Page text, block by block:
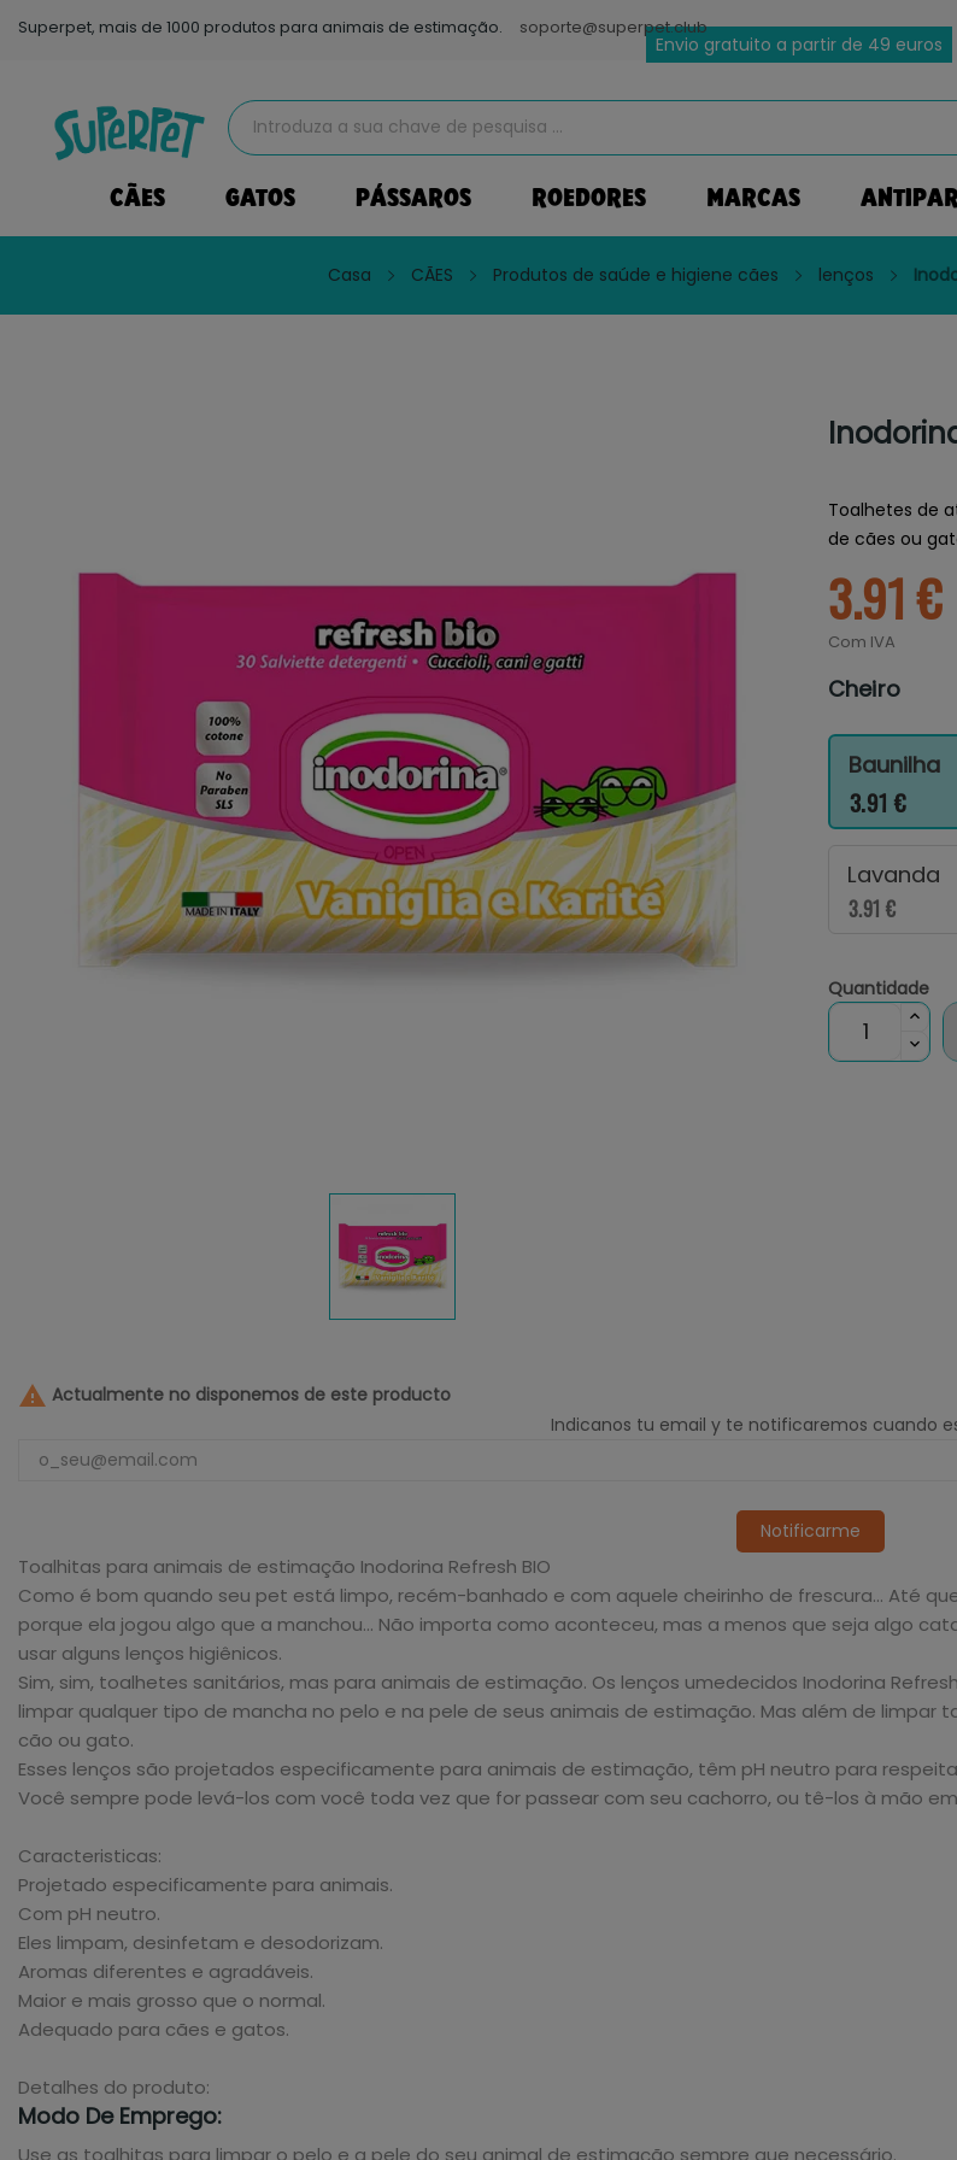
Superpet, mais de 1000 produtos para animais de estimação. soporte@superpet.club
Envio gratuito a partir de 49 euros
CÃES GATOS PÁSSAROS ROEDORES MARCAS
Casa CÃES Produtos de saúde e higiene cães lenços
Toalhetes de
de cães ou
3.91 €
Com IVA
Cheiro
Baunilha
3.91 €
Lavanda
3.91 €
Quantidade
 Actualmente no disponemos de este producto
Indicanos tu email y te notificaremos cuando
Notificarme
Toalhitas para animais de estimação Inodorina Refresh BIO
Como é bom quando seu pet está limpo, recém-banhado e com aquele cheirinho de frescura... Até
porque ela jogou algo que a manchou... Não importa como aconteceu, mas a menos que seja algo
usar alguns lenços higiênicos.
Sim, sim, toalhetes sanitários, mas para animais de estimação. Os lenços umedecidos Inodorina
limpar qualquer tipo de mancha no pelo e na pele de seus animais de estimação. Mas além de
cão ou gato.
Esses lenços são projetados especificamente para animais de estimação, têm pH neutro para
Você sempre pode levá-los com você toda vez que for passear com seu cachorro, ou tê-los à mão
Caracteristicas:
Projetado especificamente para animais.
Com pH neutro.
Eles limpam, desinfetam e desodorizam.
Aromas diferentes e agradáveis.
Maior e mais grosso que o normal.
Adequado para cães e gatos.
Detalhes do produto:
Modo De Emprego: